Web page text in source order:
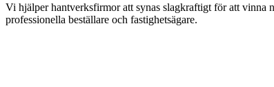
Vi hjälper hantverksfirmor att synas slagkraftigt för att vinna
professionella beställare och fastighetsägare.